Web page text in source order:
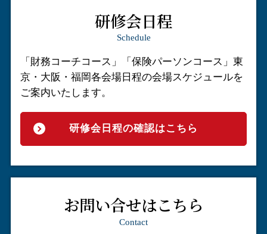
研修会日程
Schedule
「財務コーチコース」「保険パーソンコース」東
京・大阪・福岡各会場日程の会場スケジュールを
ご案内いたします。
研修会日程の確認はこちら
お問い合せはこちら
Contact